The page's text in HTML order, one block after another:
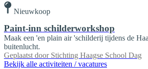
Nieuwkoop
Paint-inn schilderworkshop
Maak een 'en plain air 'schilderij tijdens de
buitenlucht.
Geplaatst door Stichting Haagse School Dag
Bekijk alle activiteiten / vacatures